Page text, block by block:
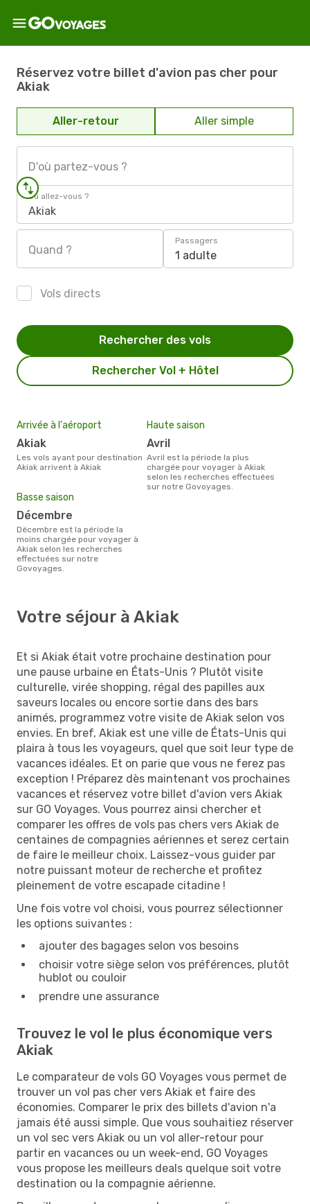
Réservez votre billet d'avion pas cher pour
Akiak
Aller-retour Aller simple
D'où partez-vous ?
Où allez-vous ?
Akiak
Quand ?
Passagers
1 adulte
Vols directs
Rechercher Vol + Hôtel
Rechercher des vols
Arrivée à l'aéroport
Akiak
Les vols ayant pour destination
Akiak arrivent à Akiak
Haute saison
avril
avril est la période la plus
chargée pour voyager à Akiak
selon les recherches effectuées
sur notre Govoyages.
Basse saison
décembre
décembre est la période la
moins chargée pour voyager à
Akiak selon les recherches
effectuées sur notre
Govoyages.
Votre séjour à Akiak
Et si Akiak était votre prochaine destination pour
une pause urbaine en États-Unis ? Plutôt visite
culturelle, virée shopping, régal des papilles aux
saveurs locales ou encore sortie dans des bars
animés, programmez votre visite de Akiak selon vos
envies. En bref, Akiak est une ville de États-Unis qui
plaira à tous les voyageurs, quel que soit leur type de
vacances idéales. Et on parie que vous ne ferez pas
exception ! Préparez dès maintenant vos prochaines
vacances et réservez votre billet d'avion vers Akiak
sur GO Voyages. Vous pourrez ainsi chercher et
comparer les offres de vols pas chers vers Akiak de
centaines de compagnies aériennes et serez certain
de faire le meilleur choix. Laissez-vous guider par
notre puissant moteur de recherche et profitez
pleinement de votre escapade citadine !
Une fois votre vol choisi, vous pourrez sélectionner
les options suivantes :
ajouter des bagages selon vos besoins
choisir votre siège selon vos préférences, plutôt
hublot ou couloir
prendre une assurance
Trouvez le vol le plus économique vers
Akiak
Le comparateur de vols GO Voyages vous permet de
trouver un vol pas cher vers Akiak et faire des
économies. Comparer le prix des billets d'avion n'a
jamais été aussi simple. Que vous souhaitiez réserver
un vol sec vers Akiak ou un vol aller-retour pour
partir en vacances ou un week-end, GO Voyages
vous propose les meilleurs deals quelque soit votre
destination ou la compagnie aérienne.